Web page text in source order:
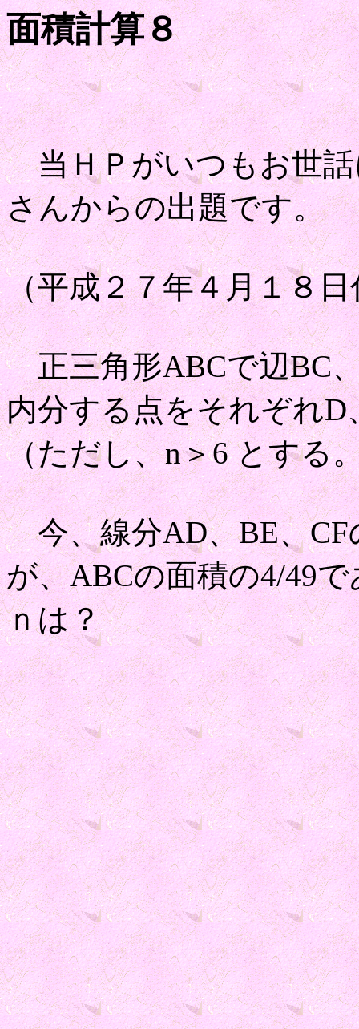
面積計算８
当ＨＰがいつもお世話
さんからの出題です。
（平成２７年４月１８
正三角形ABCで辺BC
内分する点をそれぞれD
（ただし、n＞6 とする
今、線分AD、BE、CF
が、ABCの面積の4/49
ｎは？